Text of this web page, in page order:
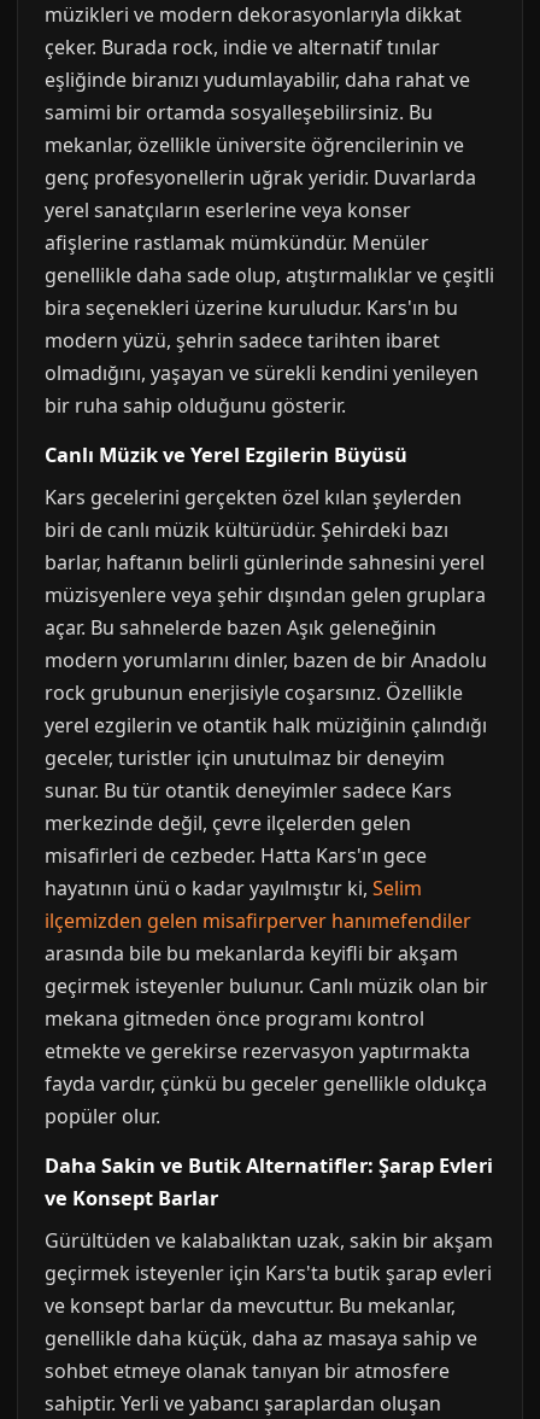
müzikleri ve modern dekorasyonlarıyla dikkat
çeker. Burada rock, indie ve alternatif tınılar
eşliğinde biranızı yudumlayabilir, daha rahat ve
samimi bir ortamda sosyalleşebilirsiniz. Bu
mekanlar, özellikle üniversite öğrencilerinin ve
genç profesyonellerin uğrak yeridir. Duvarlarda
yerel sanatçıların eserlerine veya konser
afişlerine rastlamak mümkündür. Menüler
genellikle daha sade olup, atıştırmalıklar ve çeşitli
bira seçenekleri üzerine kuruludur. Kars'ın bu
modern yüzü, şehrin sadece tarihten ibaret
olmadığını, yaşayan ve sürekli kendini yenileyen
bir ruha sahip olduğunu gösterir.
Canlı Müzik ve Yerel Ezgilerin Büyüsü
Kars gecelerini gerçekten özel kılan şeylerden
biri de canlı müzik kültürüdür. Şehirdeki bazı
barlar, haftanın belirli günlerinde sahnesini yerel
müzisyenlere veya şehir dışından gelen gruplara
açar. Bu sahnelerde bazen Aşık geleneğinin
modern yorumlarını dinler, bazen de bir Anadolu
rock grubunun enerjisiyle coşarsınız. Özellikle
yerel ezgilerin ve otantik halk müziğinin çalındığı
geceler, turistler için unutulmaz bir deneyim
sunar. Bu tür otantik deneyimler sadece Kars
merkezinde değil, çevre ilçelerden gelen
misafirleri de cezbeder. Hatta Kars'ın gece
hayatının ünü o kadar yayılmıştır ki, Selim
ilçemizden gelen misafirperver hanımefendiler
arasında bile bu mekanlarda keyifli bir akşam
geçirmek isteyenler bulunur. Canlı müzik olan bir
mekana gitmeden önce programı kontrol
etmekte ve gerekirse rezervasyon yaptırmakta
fayda vardır, çünkü bu geceler genellikle oldukça
popüler olur.
Daha Sakin ve Butik Alternatifler: Şarap Evleri
ve Konsept Barlar
Gürültüden ve kalabalıktan uzak, sakin bir akşam
geçirmek isteyenler için Kars'ta butik şarap evleri
ve konsept barlar da mevcuttur. Bu mekanlar,
genellikle daha küçük, daha az masaya sahip ve
sohbet etmeye olanak tanıyan bir atmosfere
sahiptir. Yerli ve yabancı şaraplardan oluşan